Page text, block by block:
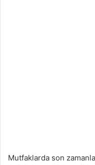
Mutfaklarda son